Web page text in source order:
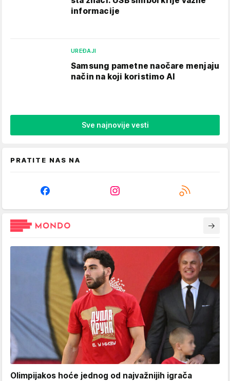
informacije
UREĐAJI
Samsung pametne naočare menjaju
način na koji koristimo AI
Sve najnovije vesti
PRATITE NAS NA
Olimpijakos hoće jednog od najvažnijih igrača